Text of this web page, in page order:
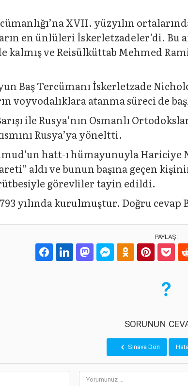
XVII. yüzyılın
en ünlüleri İskerletzadeler’di.
kalmış ve Reisülküttab Mehmed
Baş Tercümanı İskerletzade
voyvodalıklara atanma süreci de
ile Rusya’nın Osmanlı
Rusya’ya yöneltti.
hatt-ı hümayunuyla
aldı ve bunun başına geçen
görevliler tayin edildi.
yılında kurulmuştur. Doğru cevap B
PAYLAŞ:
SORUNUN
Sınava Dön